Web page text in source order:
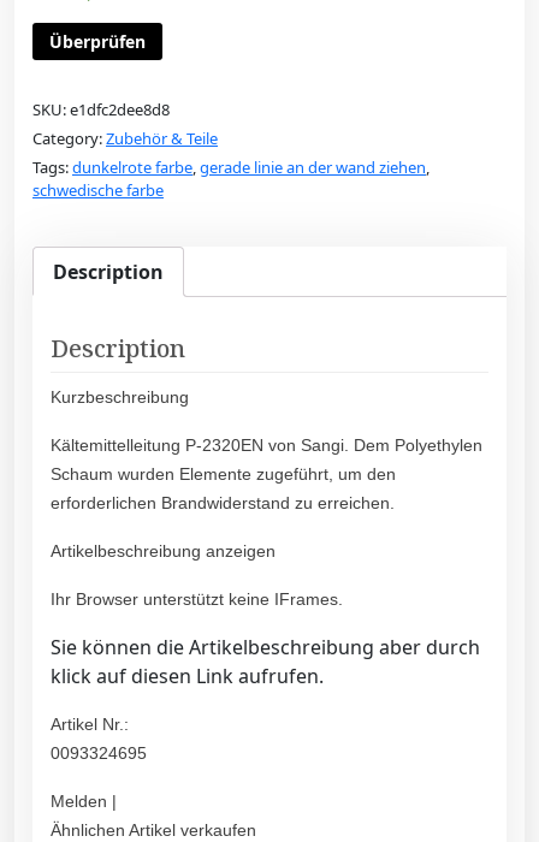
Überprüfen
SKU:e1dfc2dee8d8
Category:Zubehör & Teile
Tags:dunkelrote farbe,gerade linie an der wand ziehen,
schwedische farbe
Description
Description
Kurzbeschreibung
Kältemittelleitung P-2320EN von Sangi. Dem Polyethylen
Schaum wurden Elemente zugeführt, um den
erforderlichen Brandwiderstand zu erreichen.
Artikelbeschreibung anzeigen
Ihr Browser unterstützt keine IFrames.
Sie können die Artikelbeschreibung aber durch
klick auf diesen Link aufrufen.
Artikel Nr.:
0093324695
Melden |
Ähnlichen Artikel verkaufen